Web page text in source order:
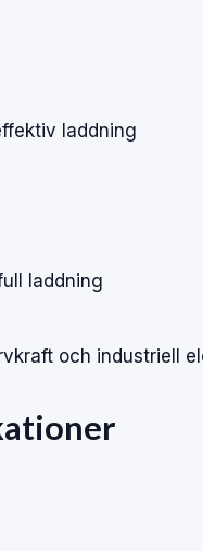
laddning
laddning
och industriell